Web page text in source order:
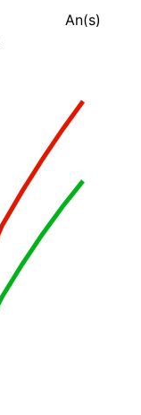
An(s)